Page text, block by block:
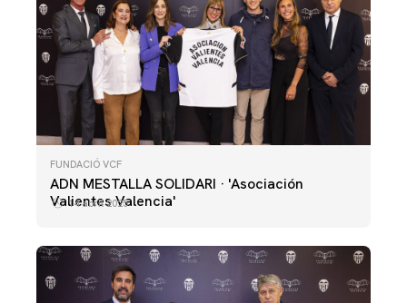
FUNDACIÓ VCF
ADN MESTALLA SOLIDARI · 'Asociación
Valientes Valencia'
14 abril 2025